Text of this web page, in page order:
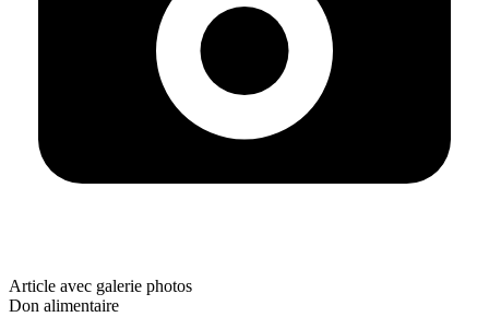
Article avec galerie photos
Don alimentaire